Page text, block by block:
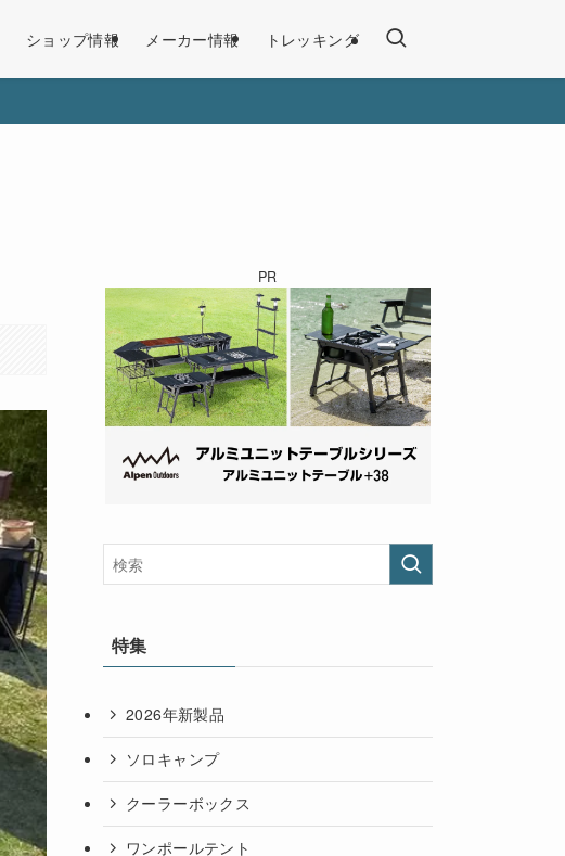
ショップ情報 メーカー情報 トレッキング
PR
特集
2026年新製品
ソロキャンプ
クーラーボックス
ワンポールテント